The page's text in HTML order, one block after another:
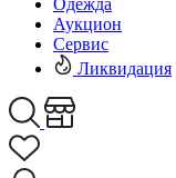
Одежда
Аукцион
Сервис
Ликвидация